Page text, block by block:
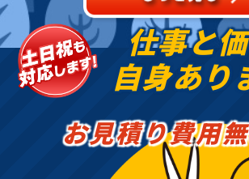
仕事と
自身あり
お見積り費用